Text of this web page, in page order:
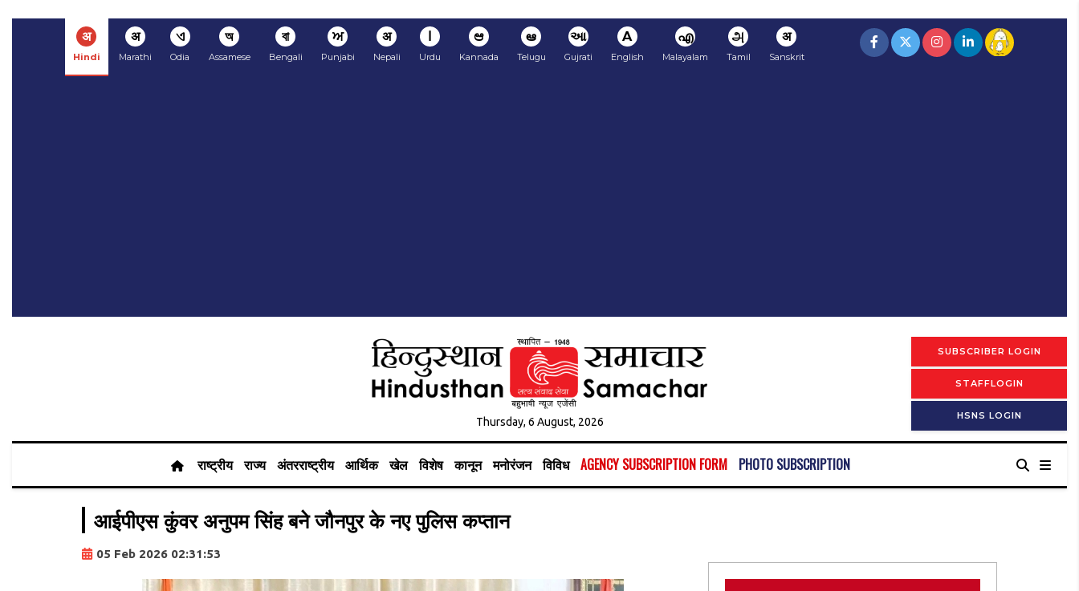
अ
Hindi
अ
Marathi
ଏ
Odia
অ
Assamese
বা
Bengali
ਅ
Punjabi
अ
Nepali
ا
Urdu
ಆ
Kannada
ఆ
Telugu
આ
Gujrati
A
English
എ
Malayalam
அ
Tamil
अ
Sanskrit
Thursday, 6 August, 2026
SUBSCRIBER LOGIN
STAFFLOGIN
HSNS LOGIN
राष्ट्रीय राज्य अंतरराष्ट्रीय आर्थिक खेल विशेष कानून मनोरंजन विविध AGENCY SUBSCRIPTION FORM PHOTO SUBSCRIPTION
आईपीएस कुंवर अनुपम सिंह बने जौनपुर के नए पुलिस कप्तान
05 Feb 2026 02:31:53